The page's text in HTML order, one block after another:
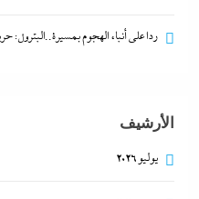
ردا على أنباء الهجوم
الأرشيف
يوليو 2026